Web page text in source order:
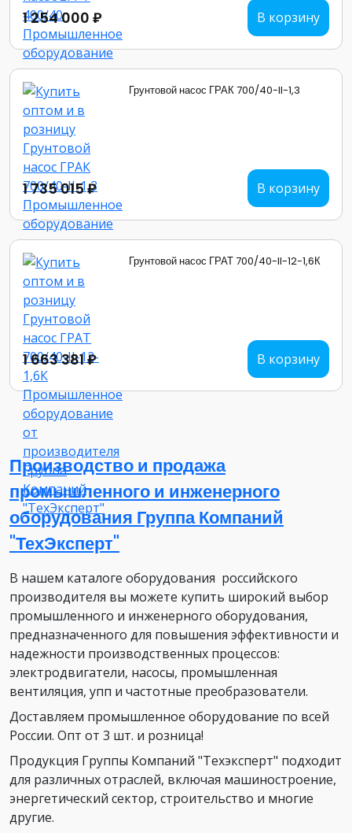
1 254 000 ₽ В корзину
Грунтовой насос ГРАК 700/40-II-1,3
1 735 015 ₽ В корзину
Грунтовой насос ГРАТ 700/40-II-12-1,6К
1 663 381 ₽ В корзину
Производство и продажа
промышленного и инженерного
оборудования Группа Компаний
"ТехЭксперт"
В нашем каталоге оборудования российского
производителя вы можете купить широкий выбор
промышленного и инженерного оборудования,
предназначенного для повышения эффективности и
надежности производственных процессов:
электродвигатели, насосы, промышленная
вентиляция, упп и частотные преобразователи.
Доставляем промышленное оборудование по всей
России. Опт от 3 шт. и розница!
Продукция Группы Компаний "Техэксперт" подходит
для различных отраслей, включая машиностроение,
энергетический сектор, строительство и многие
другие.